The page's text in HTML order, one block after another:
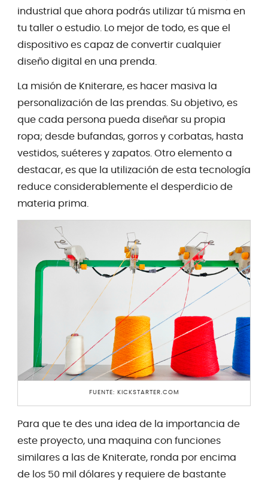
industrial que ahora podrás utilizar tú misma en
tu taller o estudio. Lo mejor de todo, es que el
dispositivo es capaz de convertir cualquier
diseño digital en una prenda.
La misión de Kniterare, es hacer masiva la
personalización de las prendas. Su objetivo, es
que cada persona pueda diseñar su propia
ropa; desde bufandas, gorros y corbatas, hasta
vestidos, suéteres y zapatos. Otro elemento a
destacar, es que la utilización de esta tecnología
reduce considerablemente el desperdicio de
materia prima.
FUENTE: KICKSTARTER.COM
Para que te des una idea de la importancia de
este proyecto, una maquina con funciones
similares a las de Kniterate, ronda por encima
de los 50 mil dólares y requiere de bastante